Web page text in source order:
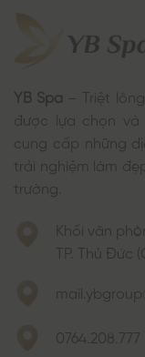
YB Spa – Triệt
được lựa chọn
cung cấp những
trải nghiệm làm
trường.
Khối văn
TP. Thủ Đức
0764.208.777